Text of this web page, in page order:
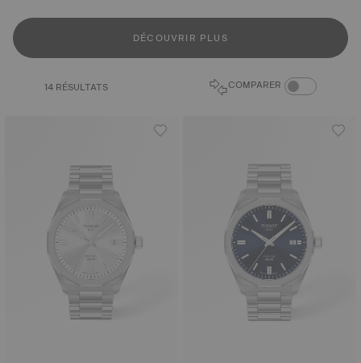
DÉCOUVRIR PLUS
14 RÉSULTATS COMPARER COMPARER LES